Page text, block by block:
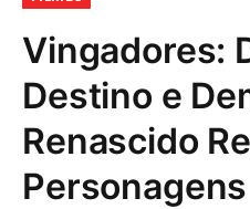
Vingadores:
Destino e
Renascido